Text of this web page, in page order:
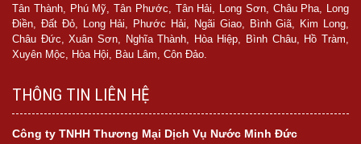
Tân Thành, Phú Mỹ, Tân Phước, Tân Hải, Long Sơn, Châu Pha, Long
Điền, Đất Đỏ, Long Hải, Phước Hải, Ngãi Giao, Bình Giã, Kim Long,
Châu Đức, Xuân Sơn, Nghĩa Thành, Hòa Hiệp, Bình Châu, Hồ Tràm,
Xuyên Mộc, Hòa Hội, Bàu Lâm, Côn Đảo.
THÔNG TIN LIÊN HỆ
Công ty TNHH Thương Mại Dịch Vụ Nước Minh Đức